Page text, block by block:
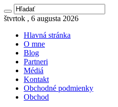
štvrtok , 6 augusta 2026
Hlavná stránka
O mne
Blog
Partneri
Médiá
Kontakt
Obchodné podmienky
Obchod